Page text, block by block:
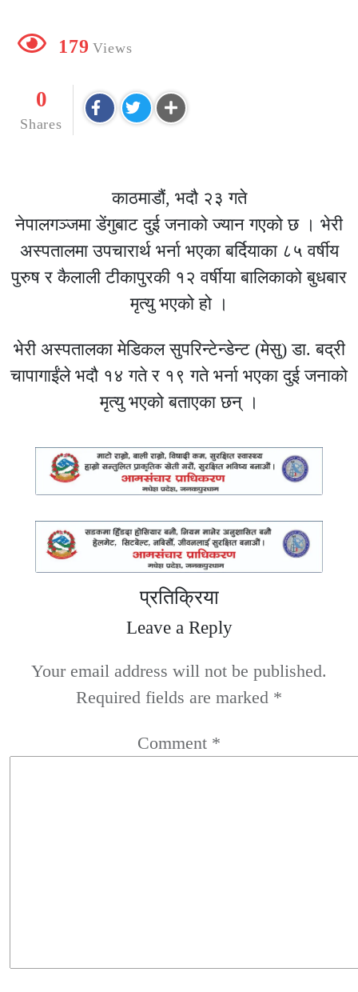
179 Views
0
Shares
काठमाडौं, भदौ २३ गते
नेपालगञ्जमा डेंगुबाट दुई जनाको ज्यान गएको छ । भेरी
अस्पतालमा उपचारार्थ भर्ना भएका बर्दियाका ८५ वर्षीय
पुरुष र कैलाली टीकापुरकी १२ वर्षीया बालिकाको बुधबार
मृत्यु भएको हो ।
भेरी अस्पतालका मेडिकल सुपरिन्टेन्डेन्ट (मेसु) डा. बद्री
चापागाईंले भदौ १४ गते र १९ गते भर्ना भएका दुई जनाको
मृत्यु भएको बताएका छन् ।
प्रतिक्रिया
Leave a Reply
Your email address will not be published.
Required fields are marked *
Comment *